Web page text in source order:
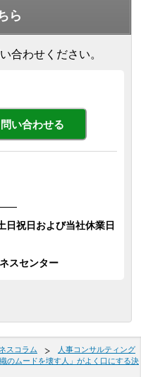
ら
合わせください。
い合わせる
日祝日および当社休業日
スセンター
スコラム
人事コンサルティング
のムードを壊す人」がよく口にする決